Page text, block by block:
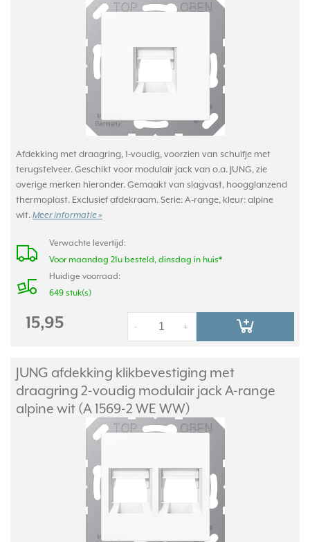
Afdekking met draagring, 1-voudig, voorzien van schuifje met
terugstelveer. Geschikt voor modulair jack van o.a. JUNG, zie
overige merken hieronder. Gemaakt van slagvast, hoogglanzend
thermoplast. Exclusief afdekraam. Serie: A-range, kleur: alpine
wit. Meer informatie »
Verwachte levertijd:
Voor maandag 21u besteld, dinsdag in huis*
Huidige voorraad:
649 stuk(s)
15,95 +
-
JUNG afdekking klikbevestiging met
draagring 2-voudig modulair jack A-range
alpine wit (A 1569-2 WE WW)